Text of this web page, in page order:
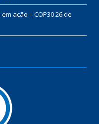
ação – COP3026 de